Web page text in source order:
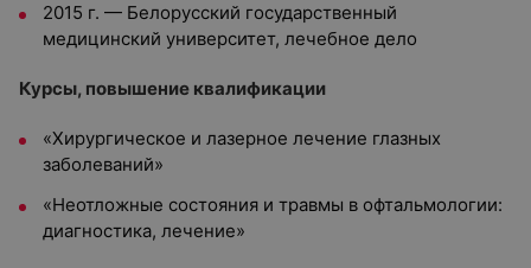
2015 г. — Белорусский государственный
медицинский университет, лечебное дело
Курсы, повышение квалификации
«Хирургическое и лазерное лечение глазных
заболеваний»
«Неотложные состояния и травмы в офтальмологии:
диагностика, лечение»